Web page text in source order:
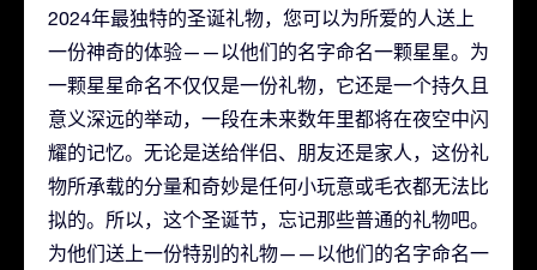
2024年最独特的圣诞礼物，您可以为所爱的人送上
一份神奇的体验——以他们的名字命名一颗星星。为
一颗星星命名不仅仅是一份礼物，它还是一个持久且
意义深远的举动，一段在未来数年里都将在夜空中闪
耀的记忆。无论是送给伴侣、朋友还是家人，这份礼
物所承载的分量和奇妙是任何小玩意或毛衣都无法比
拟的。所以，这个圣诞节，忘记那些普通的礼物吧。
为他们送上一份特别的礼物——以他们的名字命名一